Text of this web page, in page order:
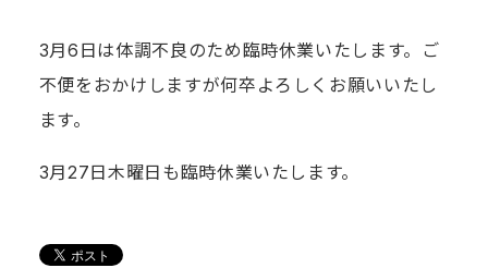
3月6日は体調不良のため臨時休業いたします。ご
不便をおかけしますが何卒よろしくお願いいたし
ます。
3月27日木曜日も臨時休業いたします。